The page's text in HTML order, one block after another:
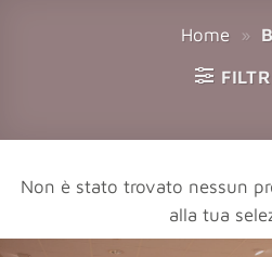
Home »
Non è stato trovato nessun
alla tua